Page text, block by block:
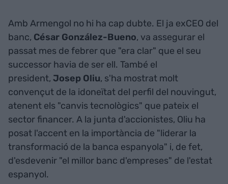
Amb Armengol no hi ha cap dubte. El ja exCEO del
banc, César González-Bueno, va assegurar el
passat mes de febrer que "era clar" que el seu
successor havia de ser ell. També el
president, Josep Oliu, s'ha mostrat molt
convençut de la idoneïtat del perfil del nouvingut,
atenent els "canvis tecnològics" que pateix el
sector financer. A la junta d'accionistes, Oliu ha
posat l'accent en la importància de "liderar la
transformació de la banca espanyola" i, de fet,
d'esdevenir "el millor banc d'empreses" de l'estat
espanyol.